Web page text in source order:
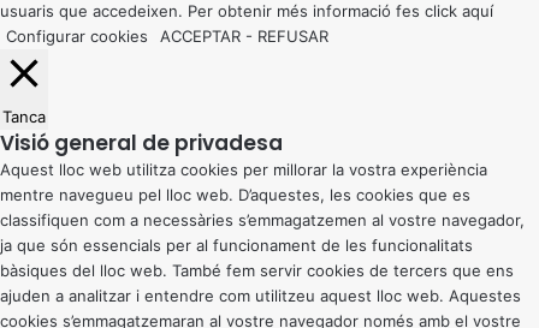
usuaris que accedeixen. Per obtenir més informació fes click aquí
Configurar cookies
ACCEPTAR - REFUSAR
Tanca
Visió general de privadesa
Aquest lloc web utilitza cookies per millorar la vostra experiència
mentre navegueu pel lloc web. D’aquestes, les cookies que es
classifiquen com a necessàries s’emmagatzemen al vostre navegador,
ja que són essencials per al funcionament de les funcionalitats
bàsiques del lloc web. També fem servir cookies de tercers que ens
ajuden a analitzar i entendre com utilitzeu aquest lloc web. Aquestes
cookies s’emmagatzemaran al vostre navegador només amb el vostre